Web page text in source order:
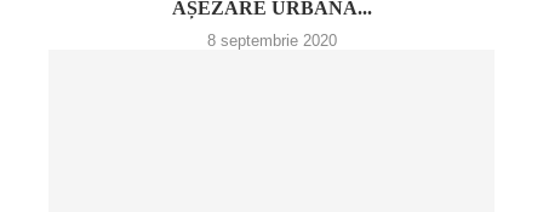
AȘEZARE URBANĂ...
8 septembrie 2020